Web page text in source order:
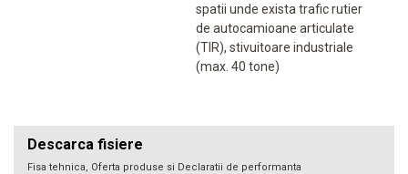
spatii unde exista trafic rutier
de autocamioane articulate
(TIR), stivuitoare industriale
(max. 40 tone)
Descarca fisiere
Fisa tehnica, Oferta produse si Declaratii de performanta